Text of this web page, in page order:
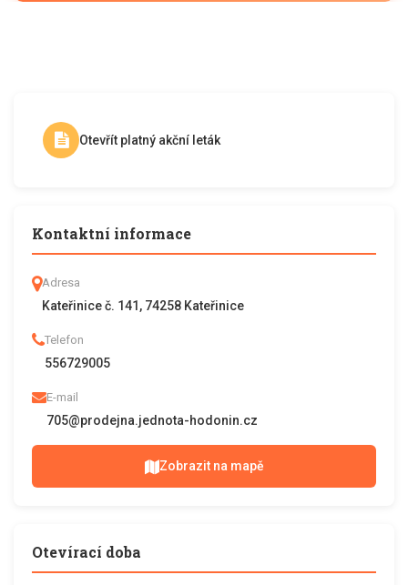
Otevřít platný akční leták
Kontaktní informace
Adresa
Kateřinice č. 141, 74258 Kateřinice
Telefon
556729005
E-mail
705@prodejna.jednota-hodonin.cz
Zobrazit na mapě
Otevírací doba